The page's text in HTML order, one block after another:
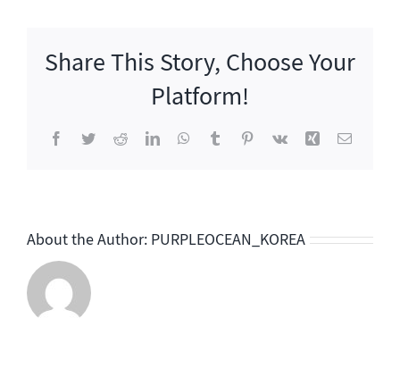
Share This Story, Choose Your
Platform!
Facebook
TwitterRedditLinkedInWhatsApp
TumblrPinterest
Vk Xing 이
About the Author: PURPLEOCEAN_KOREA